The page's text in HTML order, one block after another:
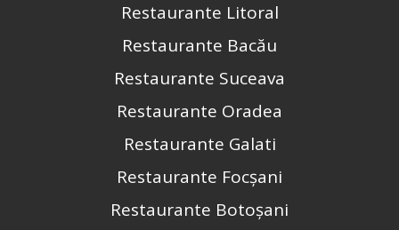
Restaurante Litoral
Restaurante Bacău
Restaurante Suceava
Restaurante Oradea
Restaurante Galati
Restaurante Focșani
Restaurante Botoșani